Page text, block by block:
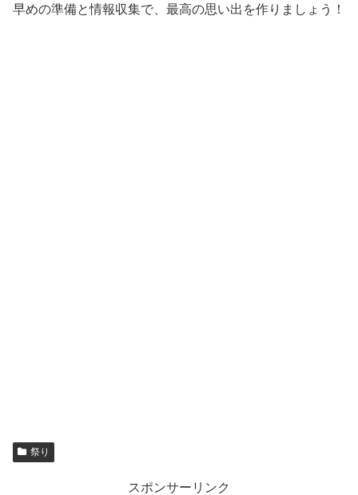
早めの準備と情報収集で、最高の思い出を作りましょう！
祭り
スポンサーリンク